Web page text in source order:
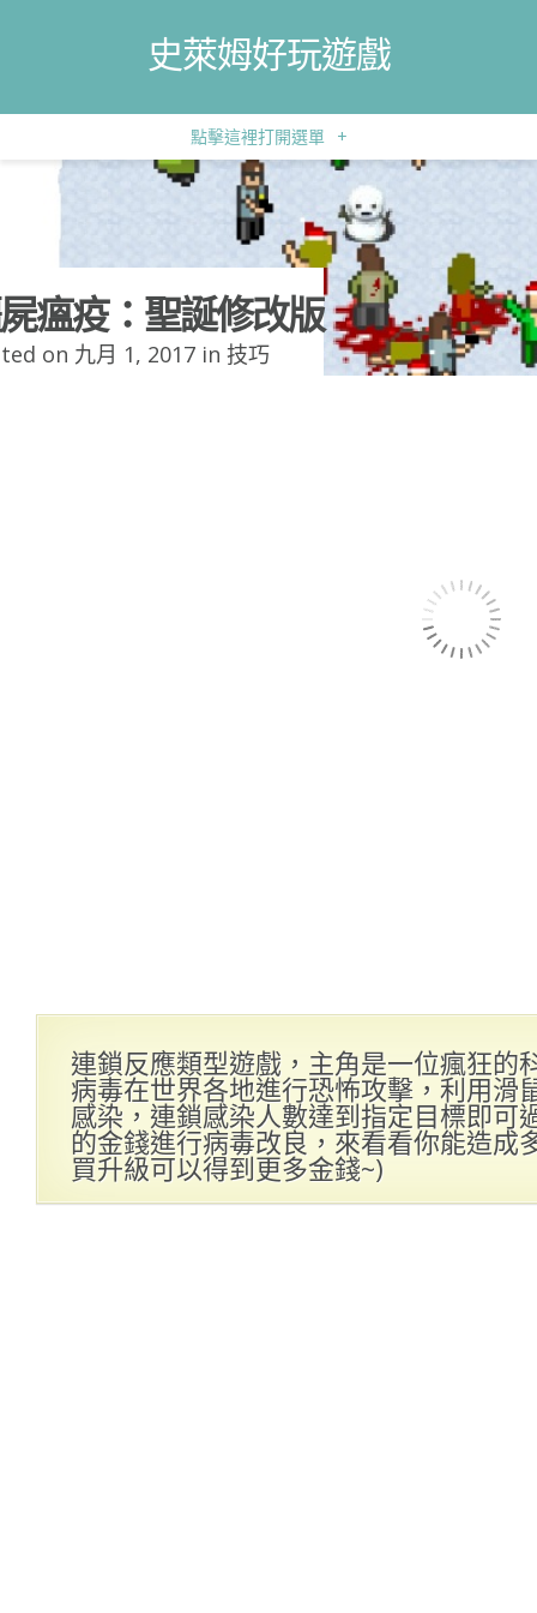
史萊姆好玩遊戲
點擊這裡打開選單 +
瘟疫：聖誕修改版
on 九月 1, 2017 in 技巧
連鎖反應類型遊戲，主角是一位瘋狂的
病毒在世界各地進行恐怖攻擊，利用滑
感染，連鎖感染人數達到指定目標即可
的金錢進行病毒改良，來看看你能造成
買升級可以得到更多金錢~)